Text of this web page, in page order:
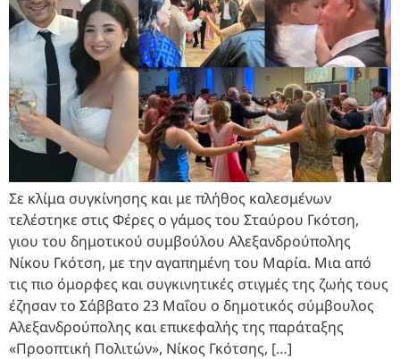
Σε κλίμα συγκίνησης και με πλήθος καλεσμένων
τελέστηκε στις Φέρες ο γάμος του Σταύρου Γκότση,
γιου του δημοτικού συμβούλου Αλεξανδρούπολης
Νίκου Γκότση, με την αγαπημένη του Μαρία. Μια από
τις πιο όμορφες και συγκινητικές στιγμές της ζωής τους
έζησαν το Σάββατο 23 Μαΐου ο δημοτικός σύμβουλος
Αλεξανδρούπολης και επικεφαλής της παράταξης
«Προοπτική Πολιτών», Νίκος Γκότσης, […]